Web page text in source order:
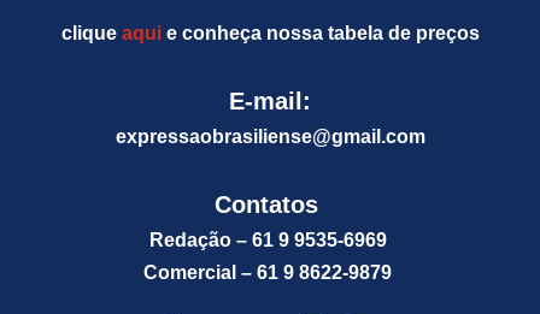
clique aquie conheça nossa tabela de preços
E-mail:
expressaobrasiliense@gmail.com
Contatos
Redação – 61 9 9535-6969
Comercial – 61 9 8622-9879